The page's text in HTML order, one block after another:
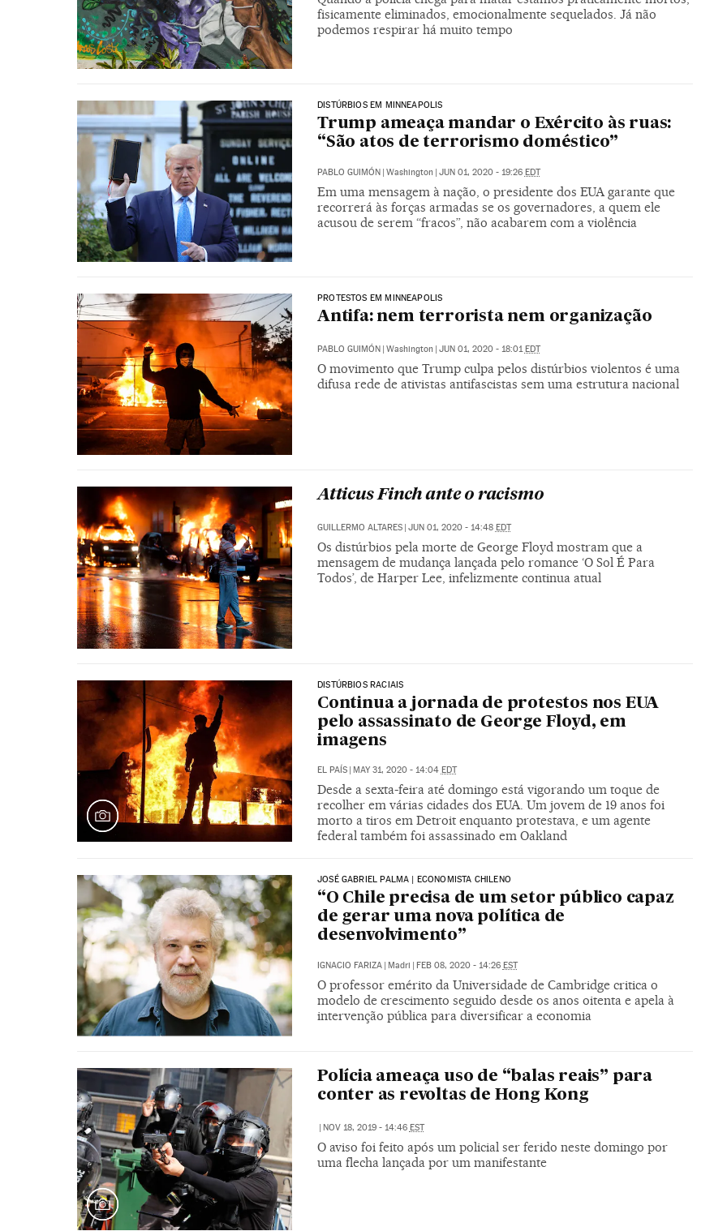
fisicamente eliminados, emocionalmente sequelados. Já não
podemos respirar há muito tempo
DISTÚRBIOS EM MINNEAPOLIS
Trump ameaça mandar o Exército às ruas:
“São atos de terrorismo doméstico”
PABLO GUIMÓN Washington JUN 01, 2020 - 19:26 EDT
Em uma mensagem à nação, o presidente dos EUA garante que
recorrerá às forças armadas se os governadores, a quem ele
acusou de serem “fracos”, não acabarem com a violência
PROTESTOS EM MINNEAPOLIS
Antifa: nem terrorista nem organização
PABLO GUIMÓN | Washington | JUN 01, 2020 - 18:01EDT
O movimento que Trump culpa pelos distúrbios violentos é uma
difusa rede de ativistas antifascistas sem uma estrutura nacional
Atticus Finch ante o racismo
GUILLERMO ALTARES JUN 01, 2020 - 14:48 EDT
Os distúrbios pela morte de George Floyd mostram que a
mensagem de mudança lançada pelo romance ‘O Sol É Para
Todos’, de Harper Lee, infelizmente continua atual
DISTÚRBIOS RACIAIS
Continua a jornada de protestos nos EUA
pelo assassinato de George Floyd, em
imagens
EL PAÍS | MAY 31, 2020 - 14:04 EDT
Desde a sexta-feira até domingo está vigorando um toque de
recolher em várias cidades dos EUA. Um jovem de 19 anos foi
morto a tiros em Detroit enquanto protestava, e um agente
federal também foi assassinado em Oakland
JOSÉ GABRIEL PALMA | ECONOMISTA CHILENO
“O Chile precisa de um setor público capaz
de gerar uma nova política de
desenvolvimento”
IGNACIO FARIZA | Madri | FEB 08, 2020 - 14:26 EST
O professor emérito da Universidade de Cambridge critica o
modelo de crescimento seguido desde os anos oitenta e apela à
intervenção pública para diversificar a economia
Polícia ameaça uso de “balas reais” para
conter as revoltas de Hong Kong
| NOV 18, 2019 - 14:46 EST
O aviso foi feito após um policial ser ferido neste domingo por
uma flecha lançada por um manifestante